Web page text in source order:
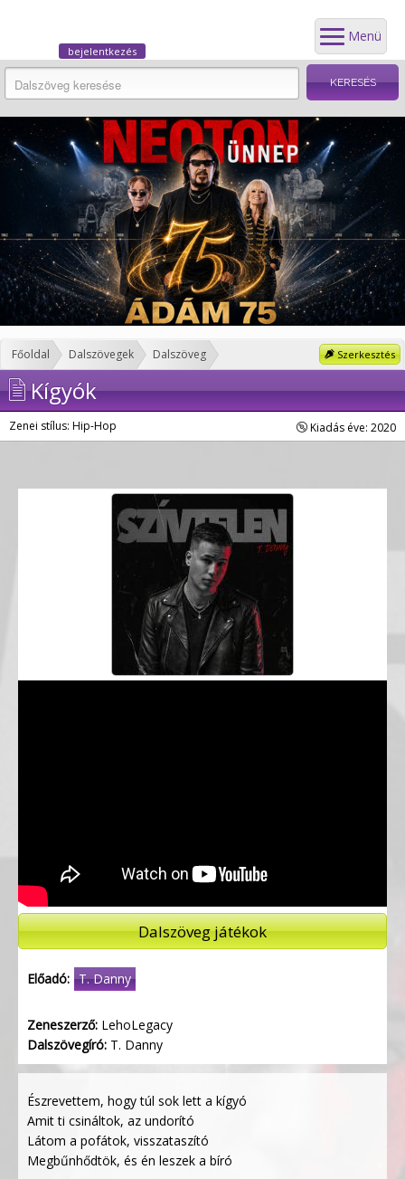
Menü
bejelentkezés
Szerkesztés
Főoldal Dalszövegek Dalszöveg
Kígyók
Zenei stílus: Hip-Hop Kiadás éve: 2020
Dalszöveg játékok
Előadó: T. Danny
Zeneszerző: LehoLegacy
Dalszövegíró: T. Danny
Észrevettem, hogy túl sok lett a kígyó
Amit ti csináltok, az undorító
Látom a pofátok, visszataszító
Megbűnhődtök, és én leszek a bíró